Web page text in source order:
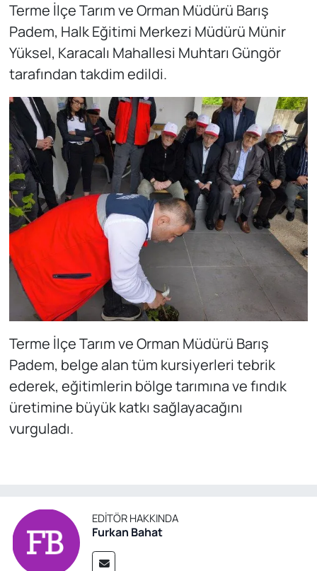
Terme İlçe Tarım ve Orman Müdürü Barış
Padem, Halk Eğitimi Merkezi Müdürü Münir
Yüksel, Karacalı Mahallesi Muhtarı Güngör
tarafından takdim edildi.
Terme İlçe Tarım ve Orman Müdürü Barış
Padem, belge alan tüm kursiyerleri tebrik
ederek, eğitimlerin bölge tarımına ve fındık
üretimine büyük katkı sağlayacağını
vurguladı.
EDITÖR HAKKINDA
Furkan Bahat